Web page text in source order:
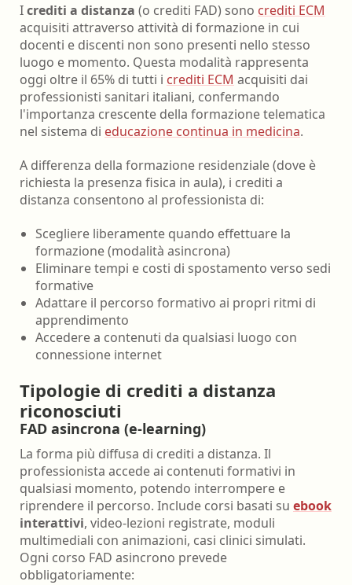
Icrediti a distanza (o crediti FAD) sono crediti ECM
acquisiti attraverso attività di formazione in cui
docenti e discenti non sono presenti nello stesso
luogo e momento. Questa modalità rappresenta
oggi oltre il 65% di tutti i crediti ECM acquisiti dai
professionisti sanitari italiani, confermando
l'importanza crescente della formazione telematica
nel sistema di educazione continua in medicina.
A differenza della formazione residenziale (dove è
richiesta la presenza fisica in aula), i crediti a
distanza consentono al professionista di:
Scegliere liberamente quando effettuare la
formazione (modalità asincrona)
Eliminare tempi e costi di spostamento verso sedi
formative
Adattare il percorso formativo ai propri ritmi di
apprendimento
Accedere a contenuti da qualsiasi luogo con
connessione internet
Tipologie di crediti a distanza
riconosciuti
FAD asincrona (e-learning)
La forma più diffusa di crediti a distanza. Il
professionista accede ai contenuti formativi in
qualsiasi momento, potendo interrompere e
riprendere il percorso. Include corsi basati su ebook
interattivi, video-lezioni registrate, moduli
multimediali con animazioni, casi clinici simulati.
Ogni corso FAD asincrono prevede
obbligatoriamente: